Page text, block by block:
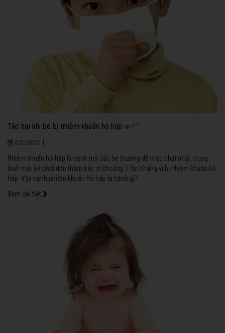
Tác hại khi bé bị nhiễm khuẩn hô hấp 891
8/22/2020
Nhiễm khuẩn hô hấp là bệnh mà các bé thường dễ mắc phải nhất, trung
bình một bé phải đến thăm bác sĩ khoảng 1 lần/tháng vì bị nhiễm khuẩn hô
hấp. Vậy bệnh nhiễm khuẩn hô hấp là bệnh gì?
Xem chi tiết